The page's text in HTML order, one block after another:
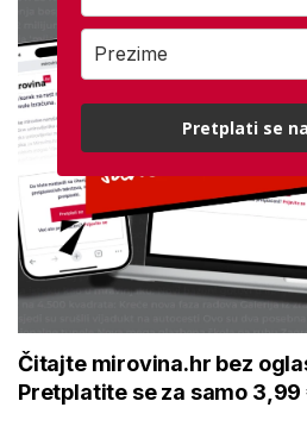
Čitajte mirovina.hr bez
Pretplatite se za samo
Pretplati se